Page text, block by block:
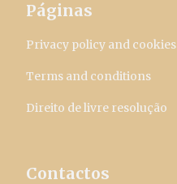
Páginas
Privacy policy and cookies
Terms and conditions
Direito de livre resolução
Contactos